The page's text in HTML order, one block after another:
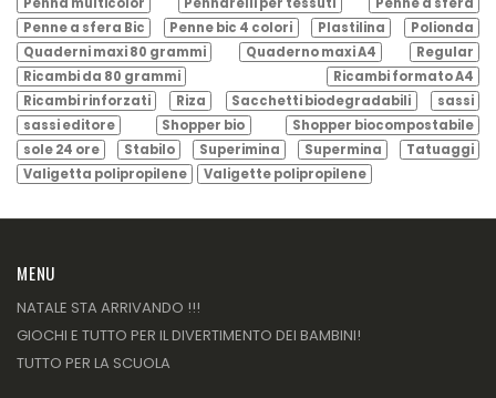
Penne a sfera Bic
Penne bic 4 colori Plastilina
Polionda
Quaderni maxi 80 grammi
Quaderno maxi A4
Regular
Ricambi da 80 grammi
Ricambi formato A4
Ricambi rinforzati
Riza Sacchetti biodegradabili
sassi
sassi editore
Shopper bio
Shopper biocompostabile
sole 24 ore
Stabilo Superimina Supermina
Tatuaggi
Valigetta polipropilene
Valigette polipropilene
MENU
NATALE STA ARRIVANDO !!!
GIOCHI E TUTTO PER IL DIVERTIMENTO DEI BAMBINI!
TUTTO PER LA SCUOLA